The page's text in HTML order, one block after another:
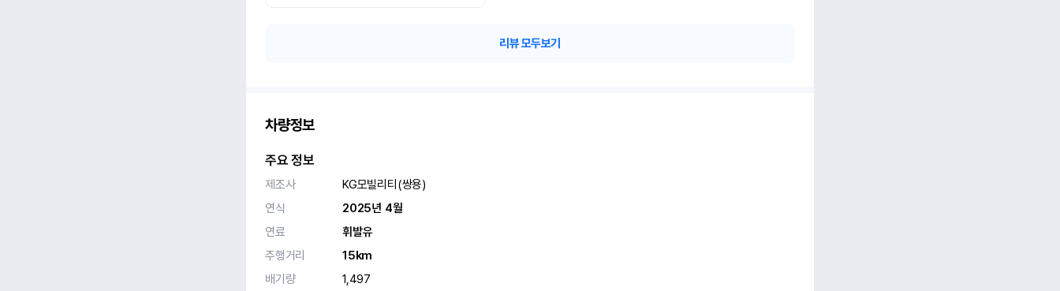
리뷰 모두보기
차량정보
주요 정보
제조사
KG모빌리티(쌍용)
연식
2025년 4월
연료
휘발유
주행거리
15km
배기량
1,497